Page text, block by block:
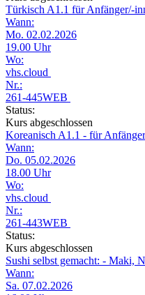
Türkisch A1.1 für Anfänger/-
Wann:
Mo. 02.02.2026
19.00 Uhr
Wo:
vhs.cloud
Nr.:
261-445WEB
Status:
Kurs abgeschlossen
Koreanisch A1.1 - für
Wann:
Do. 05.02.2026
18.00 Uhr
Wo:
vhs.cloud
Nr.:
261-443WEB
Status:
Kurs abgeschlossen
Sushi selbst gemacht: - Maki,
Wann:
Sa. 07.02.2026